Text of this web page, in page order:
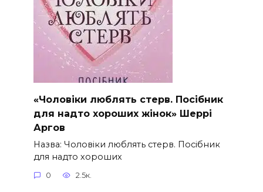
«Чоловіки люблять стерв. Посібник
для надто хороших жінок» Шеррі
Аргов
Назва: Чоловіки люблять стерв. Посібник
для надто хороших
0 2.5к.